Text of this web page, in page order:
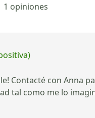
1 opiniones
Contacté con Anna
tal como me lo